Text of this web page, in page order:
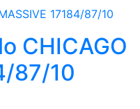
CHICAGO
87/10